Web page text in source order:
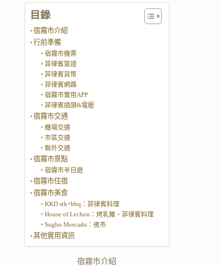
目錄
宿霧市介紹
行前準備
宿霧市機票
菲律賓簽證
菲律賓貨幣
菲律賓網路
宿霧市實用APP
菲律賓插頭&電壓
宿霧市交通
機場交通
市區交通
聯外交通
宿霧市景點
宿霧市半日遊
宿霧市住宿
宿霧市美食
KKD stk+bbq：菲律賓料理
House of Lechon：烤乳豬、菲律賓料理
Sugbo Mercado：夜市
其他實用資訊
宿霧市介紹